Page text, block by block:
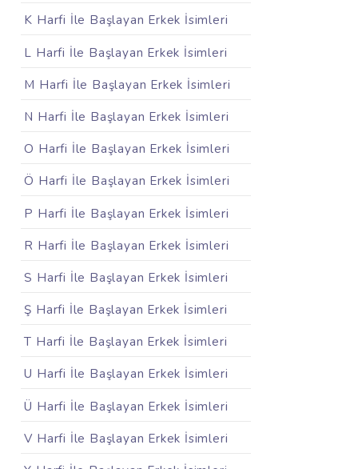
K Harfi İle Başlayan Erkek İsimleri
L Harfi İle Başlayan Erkek İsimleri
M Harfi İle Başlayan Erkek İsimleri
N Harfi İle Başlayan Erkek İsimleri
O Harfi İle Başlayan Erkek İsimleri
Ö Harfi İle Başlayan Erkek İsimleri
P Harfi İle Başlayan Erkek İsimleri
R Harfi İle Başlayan Erkek İsimleri
S Harfi İle Başlayan Erkek İsimleri
Ş Harfi İle Başlayan Erkek İsimleri
T Harfi İle Başlayan Erkek İsimleri
U Harfi İle Başlayan Erkek İsimleri
Ü Harfi İle Başlayan Erkek İsimleri
V Harfi İle Başlayan Erkek İsimleri